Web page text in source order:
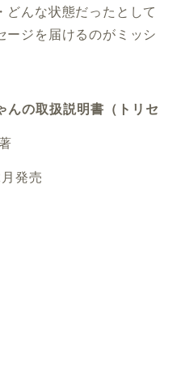
どんな状態だったとして
ージを届けるのがミッシ
んの取扱説明書（トリセ
発売